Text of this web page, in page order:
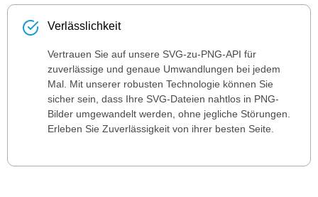
Verlässlichkeit
Vertrauen Sie auf unsere SVG-zu-PNG-API für
zuverlässige und genaue Umwandlungen bei jedem
Mal. Mit unserer robusten Technologie können Sie
sicher sein, dass Ihre SVG-Dateien nahtlos in PNG-
Bilder umgewandelt werden, ohne jegliche Störungen.
Erleben Sie Zuverlässigkeit von ihrer besten Seite.